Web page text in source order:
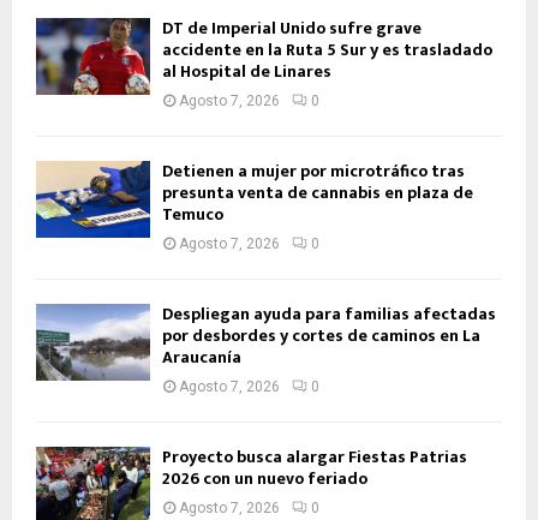
DT de Imperial Unido sufre grave
accidente en la Ruta 5 Sur y es trasladado
al Hospital de Linares
Agosto 7, 2026 0
Detienen a mujer por microtráfico tras
presunta venta de cannabis en plaza de
Temuco
Agosto 7, 2026 0
Despliegan ayuda para familias afectadas
por desbordes y cortes de caminos en La
Araucanía
Agosto 7, 2026 0
Proyecto busca alargar Fiestas Patrias
2026 con un nuevo feriado
Agosto 7, 2026 0